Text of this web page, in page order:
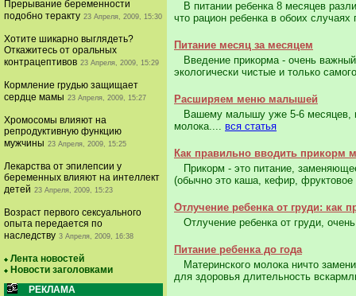
Прерывание беременности
подобно теракту 23 Апреля, 2009, 15:30
Хотите шикарно выглядеть?
Откажитесь от оральных
контрацептивов 23 Апреля, 2009, 15:29
Кормление грудью защищает
сердце мамы 23 Апреля, 2009, 15:27
Хромосомы влияют на
репродуктивную функцию
мужчины 23 Апреля, 2009, 15:25
Лекарства от эпилепсии у
беременных влияют на интеллект
детей 23 Апреля, 2009, 15:23
Возраст первого сексуального
опыта передается по
наследству 3 Апреля, 2009, 16:38
Лента новостей
Новости заголовками
РЕКЛАМА
В питании ребенка 8 месяцев
что рацион ребенка в обоих
Питание месяц за месяцем
Введение прикорма - очень
экологически чистые и только
Расширяем меню малышей
Вашему малышу уже 5-6 месяцев, и
молока.... вся статья
Как правильно вводить прикорм
Прикорм - это питание,
(обычно это каша, кефир,
Отлучение ребенка от груди: как
Отлучение ребенка от груди,
Питание ребенка до года
Материнского молока ничто
для здоровья длительность